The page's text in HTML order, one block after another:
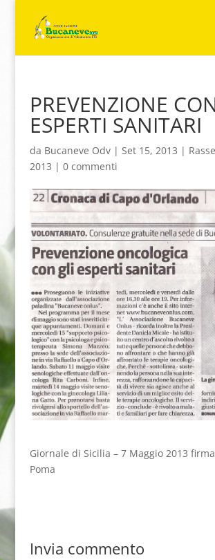
PREVENZIONE
ESPERTI SANITARI
da Bucaneve Odv| Set 15, 2013 |
2013 | 0 commenti
Giornale di Sicilia – 7 Maggio 2013
Poma
Invia commento